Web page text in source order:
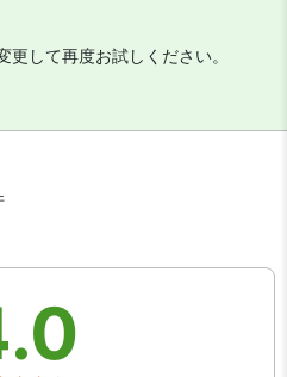
は無料 WiFiが利用可能です。施
ゆしウェアの無料貸出サービスは
して再度お試しください。